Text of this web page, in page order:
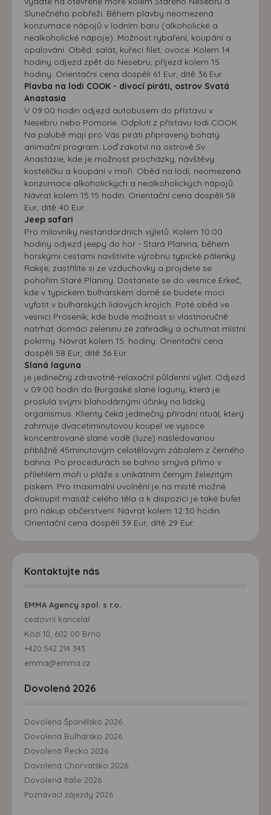
Slunečného pobřeží. Během plavby neomezená
konzumace nápojů v lodním baru (alkoholické a
nealkoholické nápoje). Možnost rybaření, koupání a
opalování. Oběd: salát, kuřecí filet, ovoce. Kolem 14.
hodiny odjezd zpět do Nesebru, příjezd kolem 15.
hodiny. Orientační cena dospělí 61 Eur, dítě 36 Eur.
Plavba na lodi COOK - divocí piráti, ostrov Svatá
Anastasia
V 09:00 hodin odjezd autobusem do přístavu v
Nesebru nebo Pomorie. Odplutí z přístavu lodí COOK.
Na palubě mají pro Vás piráti připravený bohatý
animační program. Loď zakotví na ostrově Sv.
Anastázie, kde je možnost procházky, návštěvy
kostelíčku a koupání v moři. Oběd na lodi, neomezená
konzumace alkoholických a nealkoholických nápojů.
Návrat kolem 15:15 hodin. Orientační cena dospělí 58
Eur, dítě 40 Eur.
Jeep safari
Pro milovníky nestandardních výletů. Kolem 10:00
hodiny odjezd jeepy do hor - Stará Planina, během
horskými cestami navštívíte výrobnu typické pálenky
Rakije, zastřílíte si ze vzduchovky a projdete se
pohořím Staré Planiny. Dostanete se do vesnice Erkeč,
kde v typickém bulharském domě se budete moci
vyfotit v bulharských lidových krojích. Poté oběd ve
vesnici Prosenik, kde bude možnost si vlastnoručně
natrhat domácí zeleninu ze zahrádky a ochutnat místní
pokrmy. Návrat kolem 15. hodiny. Orientační cena
dospělí 58 Eur, dítě 36 Eur.
Slaná laguna
je jedinečný zdravotně-relaxační půldenní výlet. Odjezd
v 09:00 hodin do Burgaské slané laguny, která je
proslulá svými blahodárnými účinky na lidský
organismus. Klienty čeká jedinečný přírodní rituál, který
zahrnuje dvacetiminutovou koupel ve vysoce
koncentrované slané vodě (luze) následovanou
přibližně 45minutovým celotělovým zábalem z černého
bahna. Po procedurách se bahno smývá přímo v
přilehlém moři u pláže s unikátním černým železitým
pískem. Pro maximální uvolnění je na místě možné
dokoupit masáž celého těla a k dispozici je také bufet
pro nákup občerstvení. Návrat kolem 12:30 hodin.
Orientační cena dospělí 39 Eur, dítě 29 Eur.
Kontaktujte nás
EMMA Agency spol. s r.o.
cestovní kancelář
Kozí 10, 602 00 Brno
+420 542 214 343
emma@emma.cz
Dovolená 2026
Dovolená Španělsko 2026
Dovolená Bulharsko 2026
Dovolená Řecko 2026
Dovolená Chorvatsko 2026
Dovolená Itálie 2026
Poznávací zájezdy 2026